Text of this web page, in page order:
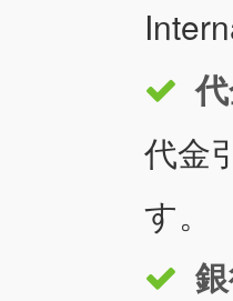
代金
す。